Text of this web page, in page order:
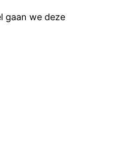
gaan we deze